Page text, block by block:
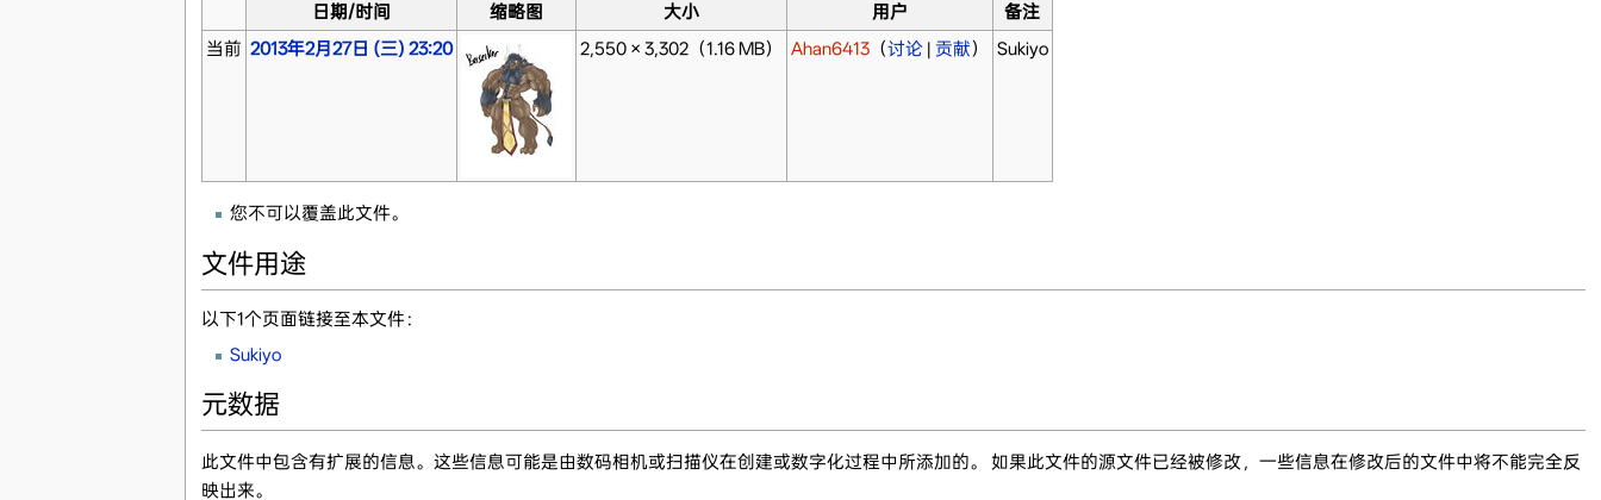
日期/时间 缩略图 大小 用户
备注
当前 2013年2月27日 (三) 23:20 2,550 × 3,302（1.16 MB） Ahan6413（讨论| 贡献） Sukiyo
您不可以覆盖此文件。
文件用途
以下1个页面链接至本文件：
Sukiyo
元数据
此文件中包含有扩展的信息。这些信息可能是由数码相机或扫描仪在创建或数字化过程中所添加的。 如果此文件的源文件已经被修改，一些信息在修改后的文件中将不能完全反
映出来。